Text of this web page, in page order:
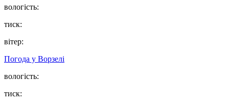
вологість:
тиск:
вітер:
Погода у Ворзелі
вологість:
тиск: